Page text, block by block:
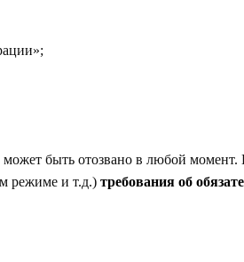
быть отозвано в любой момент.
режиме и т.д.) требования об